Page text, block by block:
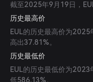
截至2025年9月19日，
历史最高价
EUL的历史最高价为
高出37.81%。
历史最低价
EUL的历史最低价为
低586.13%。